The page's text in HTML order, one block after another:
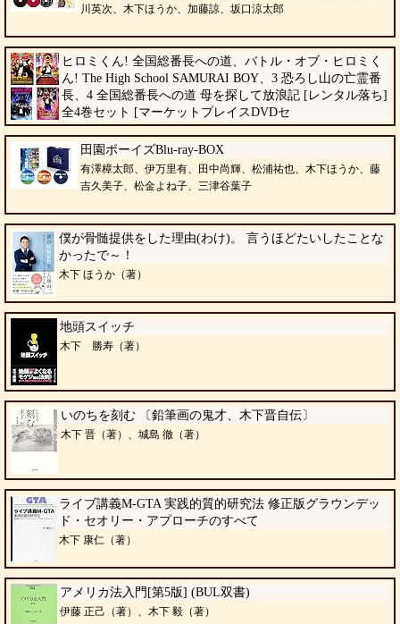
川英次、木下ほうか、加藤諒、坂口涼太郎
ヒロミくん! 全国総番長への道、バトル・オブ・ヒロミく
ん! The High School SAMURAI BOY、3 恐ろし山の亡霊番
長、4 全国総番長への道 母を探して放浪記 [レンタル落ち]
全4巻セット [マーケットプレイスDVDセ
浩、原金太郎
田園ボーイズBlu-ray-BOX
有澤樟太郎、伊万里有、田中尚輝、松浦祐也、木下ほうか、藤
吉久美子、松金よね子、三津谷葉子
僕が骨髄提供をした理由(わけ)。 言うほどたいしたことな
かったで～！
木下 ほうか（著）
地頭スイッチ
木下 勝寿（著）
いのちを刻む 〔鉛筆画の鬼才、木下晋自伝〕
木下 晋（著）、城島 徹（著）
ライブ講義M-GTA 実践的質的研究法 修正版グラウンデッ
ド・セオリー・アプローチのすべて
木下 康仁（著）
アメリカ法入門[第5版] (BUL双書)
伊藤 正己（著）、木下 毅（著）